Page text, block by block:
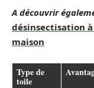
A découvrir
désinsectisation
maison
Type de
toile